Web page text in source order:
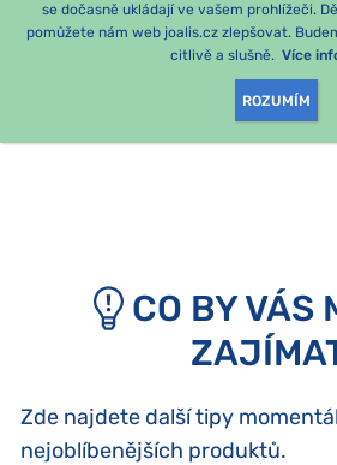
se dočasně ukládají ve vašem prohlížeči.
pomůžete nám web joalis.cz zlepšovat.
citlivě a slušně. Více
ROZUMÍM
TATO
CO BY VÁS
Zde najdete další tipy
nejoblíbenějších produktů.